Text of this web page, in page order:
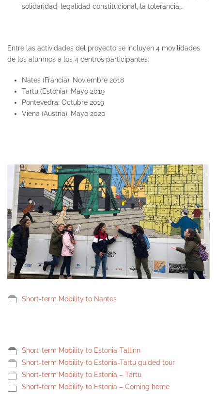
solidaridad, legalidad constitucional, la tolerancia….
Entre las actividades del proyecto se incluyen 4 movilidades
de los alumnos a los 4 centros participantes:
Nates (Francia): Noviembre 2018
Tartu (Estonia): Mayo 2019
Pontevedra: Octubre 2019
Viena (Austria): Mayo 2020
Short-term Mobility to Nantes
Short-term Mobility to Estonia-Tallinn
Short-term Mobility to Estonia-Tartu guided tour
Short-term Mobility to Estonia – Tartu
Short-term Mobility to Estonia – Coming home